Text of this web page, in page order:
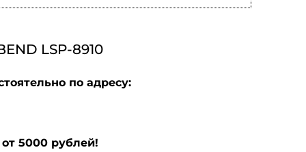
LSP-8910
по адресу:
5000 рублей!